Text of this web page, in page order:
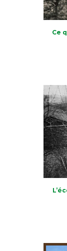
Ce